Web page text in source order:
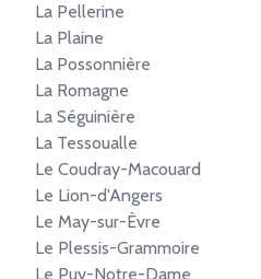
La Pellerine
La Plaine
La Possonnière
La Romagne
La Séguinière
La Tessoualle
Le Coudray-Macouard
Le Lion-d'Angers
Le May-sur-Èvre
Le Plessis-Grammoire
Le Puy-Notre-Dame